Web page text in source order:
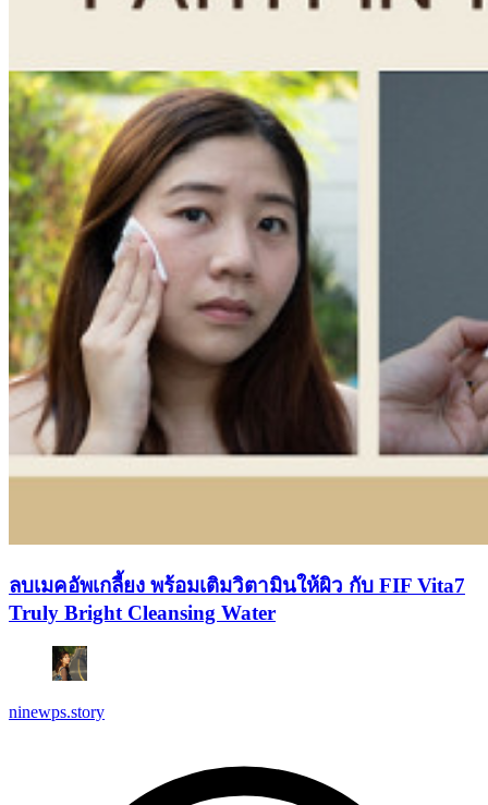
ลบเมคอัพเกลี้ยง พร้อมเติมวิตามินให้ผิว กับ FIF Vita7
Truly Bright Cleansing Water
ninewps.story